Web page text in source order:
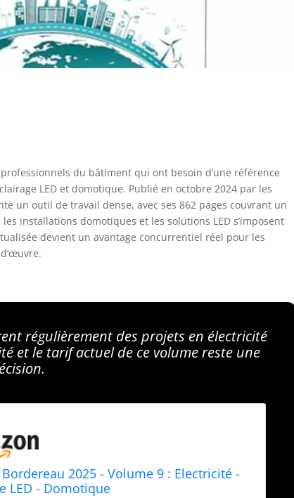
professionnels du bâtiment qui ont besoin d’une référence
LED et domotique. Publié en octobre 2024 par les
un outil de travail dense, avec ses 862 pages couvrant un
installations domotiques et les solutions LED s’imposent
devient un avantage concurrentiel réel pour les
régulièrement des projets en électricité
et le tarif actuel de ce volume reste une
2025 - Volume 9 : Electricité -
LED - Domotique